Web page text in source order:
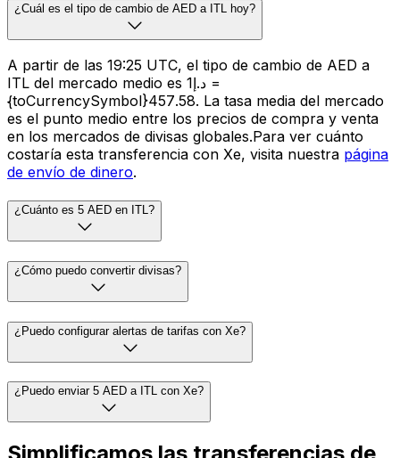
¿Cuál es el tipo de cambio de AED a ITL hoy?
A partir de las 19:25 UTC, el tipo de cambio de AED a
ITL del mercado medio es د.إ1 =
{toCurrencySymbol}457.58. La tasa media del mercado
es el punto medio entre los precios de compra y venta
en los mercados de divisas globales.Para ver cuánto
costaría esta transferencia con Xe, visita nuestra página
de envío de dinero.
¿Cuánto es 5 AED en ITL?
¿Cómo puedo convertir divisas?
¿Puedo configurar alertas de tarifas con Xe?
¿Puedo enviar 5 AED a ITL con Xe?